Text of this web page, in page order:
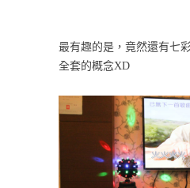
最有趣的是，竟然還有七
全套的概念XD